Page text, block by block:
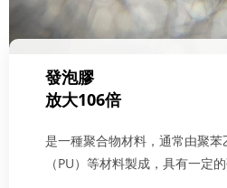
發泡膠
放大106倍
是一種聚合物材料，通常由聚苯
（PU）等材料製成，具有一定的